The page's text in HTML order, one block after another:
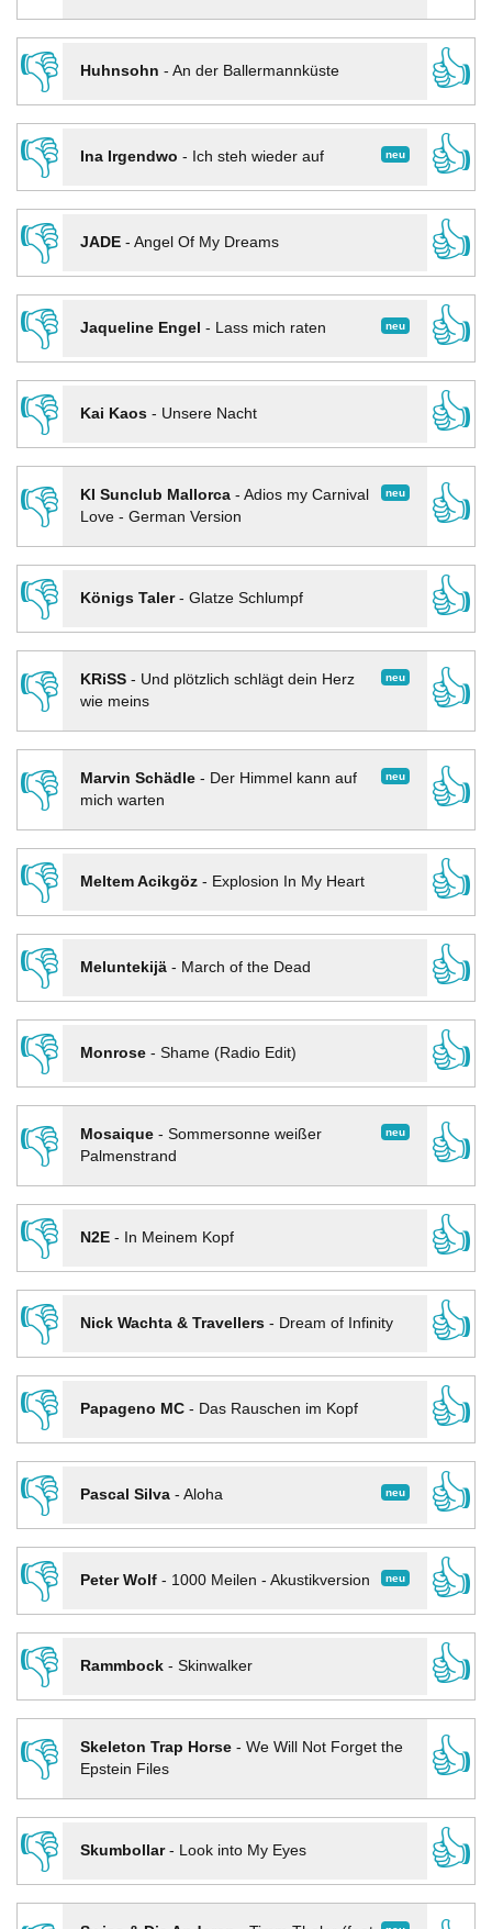
👎
Huhnsohn - An der Ballermannküste
👍
👎
neu
Ina Irgendwo - Ich steh wieder auf
👍
👎
JADE- Angel Of My Dreams
👍
👎
neu
Jaqueline Engel - Lass mich raten
👍
👎
Kai Kaos- Unsere Nacht
👍
👎
neu
KI Sunclub Mallorca- Adios my Carnival
Love - German Version
👍
👎
Königs Taler- Glatze Schlumpf
👍
👎
neu
KRiSS- Und plötzlich schlägt dein Herz
wie meins
👍
👎 neu
Marvin Schädle- Der Himmel kann auf
mich warten
👍
👎
Meltem Acikgöz- Explosion In My Heart
👍
👎
Meluntekijä- March of the Dead
👍
👎
Monrose- Shame (Radio Edit)
👍
👎
neu
Mosaique- Sommersonne weißer
Palmenstrand
👍
👎
N2E- In Meinem Kopf
👍
👎
Nick Wachta & Travellers- Dream of Infinity
👍
👎
Papageno MC- Das Rauschen im Kopf
👍
👎
neu
Pascal Silva- Aloha
👍
👎
neu
Peter Wolf- 1000 Meilen - Akustikversion
👍
👎
Rammbock- Skinwalker
👍
👎
Skeleton Trap Horse- We Will Not Forget the
Epstein Files
👍
👎
Skumbollar- Look into My Eyes
👍